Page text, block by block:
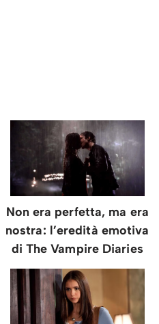
Non era perfetta, ma era
nostra: l’eredità emotiva
di The Vampire Diaries